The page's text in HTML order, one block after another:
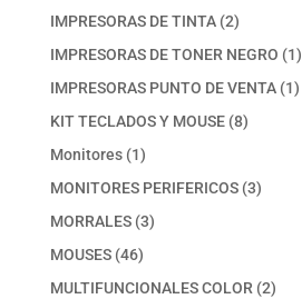
IMPRESORAS DE TINTA 22
productos
IMPRESORAS DE TONER NEGRO 11
IMPRESORAS PUNTO DE VENTA 11
KIT TECLADOS Y MOUSE 88
Monitores 11
producto
MONITORES PERIFERICOS 33
MORRALES 33
MOUSES 4646
productos
MULTIFUNCIONALES COLOR 22